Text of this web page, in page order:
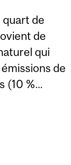
quart de
de
qui
de
(10 %...